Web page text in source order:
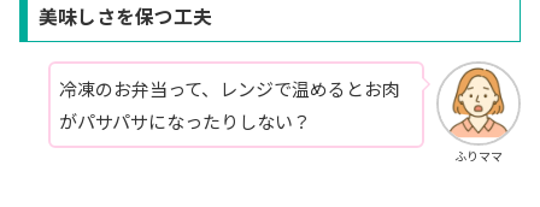
美味しさを保つ工夫
ふりママ
冷凍のお弁当って、レンジで温めるとお肉
がパサパサになったりしない？